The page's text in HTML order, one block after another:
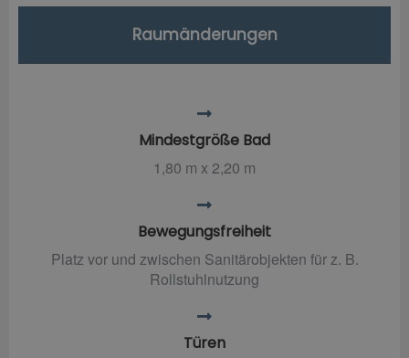
Raumänderungen
Mindestgröße Bad
1,80 m x 2,20 m
Bewegungsfreiheit
Platz vor und zwischen Sanitärobjekten für z. B.
Rollstuhlnutzung
Türen